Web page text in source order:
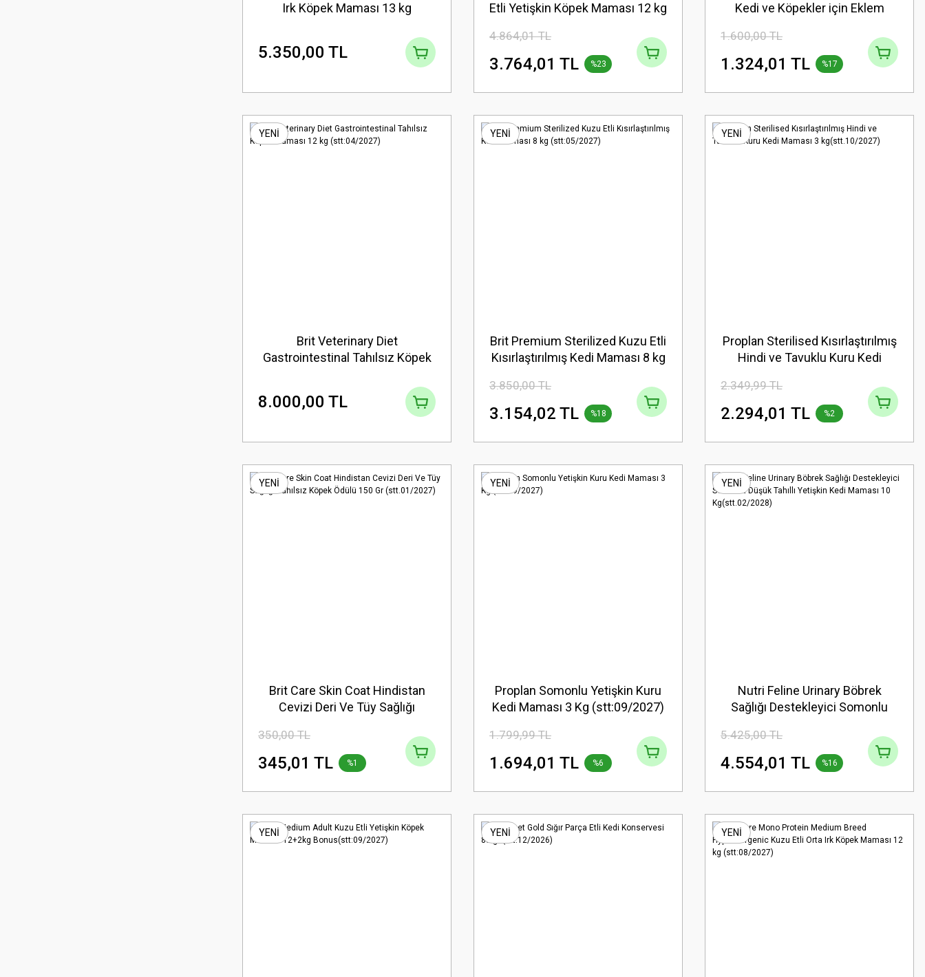
Irk Köpek Maması 13 kg
5.350,00 TL
Etli Yetişkin Köpek Maması 12 kg
4.864,01 TL
3.764,01 TL %23
Kedi ve Köpekler için Eklem
90 Tablet (stt:12/2026)
1.600,00 TL
1.324,01 TL %17
YENİ
Brit Veterinary Diet
Gastrointestinal Tahılsız Köpek
8.000,00 TL
YENİ
Brit Premium Sterilized Kuzu Etli
Kısırlaştırılmış Kedi Maması 8 kg
3.850,00 TL
3.154,02 TL %18
YENİ
Proplan Sterilised Kısırlaştırılmış
Hindi ve Tavuklu Kuru Kedi
2.349,99 TL
2.294,01 TL %2
YENİ
Brit Care Skin Coat Hindistan
Cevizi Deri Ve Tüy Sağlığı
350,00 TL
345,01 TL %1
YENİ
Proplan Somonlu Yetişkin Kuru
Kedi Maması 3 Kg (stt:09/2027)
1.799,99 TL
1.694,01 TL %6
YENİ
Nutri Feline Urinary Böbrek
Sağlığı Destekleyici Somonlu
Maması 10 Kg(stt.02/2028)
5.425,00 TL
4.554,01 TL %16
YENİ YENİ YENİ